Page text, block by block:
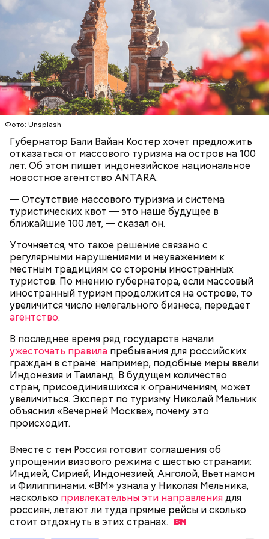
Фото: Unsplash
Губернатор Бали Вайан Костер хочет предложить
отказаться от массового туризма на остров на 100
лет. Об этом пишет индонезийское национальное
новостное агентство ANTARA.
— Отсутствие массового туризма и система
туристических квот — это наше будущее в
ближайшие 100 лет, — сказал он.
Уточняется, что такое решение связано с
регулярными нарушениями и неуважением к
местным традициям со стороны иностранных
туристов. По мнению губернатора, если массовый
иностранный туризм продолжится на острове, то
увеличится число нелегального бизнеса, передает
агентство.
В последнее время ряд государств начали
ужесточать правила пребывания для российских
граждан в стране: например, подобные меры ввели
Индонезия и Таиланд. В будущем количество
стран, присоединившихся к ограничениям, может
увеличиться. Эксперт по туризму Николай Мельник
объяснил «Вечерней Москве», почему это
происходит.
Вместе с тем Россия готовит соглашения об
упрощении визового режима с шестью странами:
Индией, Сирией, Индонезией, Анголой, Вьетнамом
и Филиппинами. «ВМ» узнала у Николая Мельника,
насколько привлекательны эти направлениядля
россиян, летают ли туда прямые рейсы и сколько
стоит отдохнуть в этихстранах.
— Для группы из пяти человек такое путешествие
обойдется в пределах 340 белорусских рублей
(около 10311 рублей по ЦБ РФ — прим. «ВМ»
уточнил он.
Гид отметил, что еще далеко не все туристические
маршруты проложены, пока это больше похоже на
эксперимент. Бабич заверил, что туристам не стоит
беспокоиться насчет риска получить опасную дозу
радиации.
Он заметил, что в мире действительно непростая
ситуация с точки зрения ядерного оружия, оружия
массового уничтожения. Проблемы экологии и
сохранения природы тоже стоят остро.
решает насущных проблем вооружения и экологии.
Есть масса могущественных субъектов
международных отношений, которые
руководствуются своими эгоистическими
соображениями, используя эту теперь уже
рекламную фишку, чтобы привлечь средства для
реализации своих новых не менее нелепых и
ненужных проектов. Это классическое
замыливание глаз, — высказал свое мнение военный
эксперт.
Лишний повод задуматься об экологии